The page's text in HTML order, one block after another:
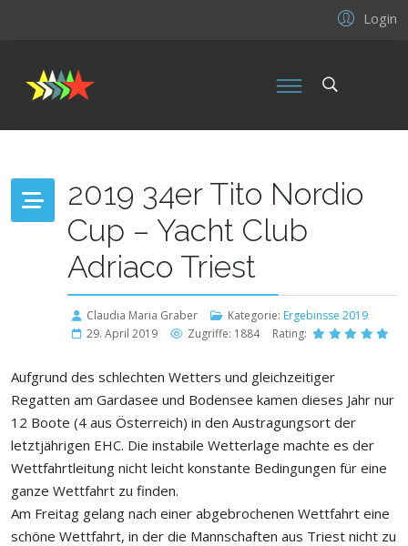
Login
2019 34er Tito Nordio
Cup – Yacht Club
Adriaco Triest
Claudia Maria Graber Kategorie: Ergebinsse 2019
29. April 2019
Zugriffe: 1884 Rating:
Aufgrund des schlechten Wetters und gleichzeitiger
Regatten am Gardasee und Bodensee kamen dieses Jahr nur
12 Boote (4 aus Österreich) in den Austragungsort der
letztjährigen EHC. Die instabile Wetterlage machte es der
Wettfahrtleitung nicht leicht konstante Bedingungen für eine
ganze Wettfahrt zu finden.
Am Freitag gelang nach einer abgebrochenen Wettfahrt eine
schöne Wettfahrt, in der die Mannschaften aus Triest nicht zu